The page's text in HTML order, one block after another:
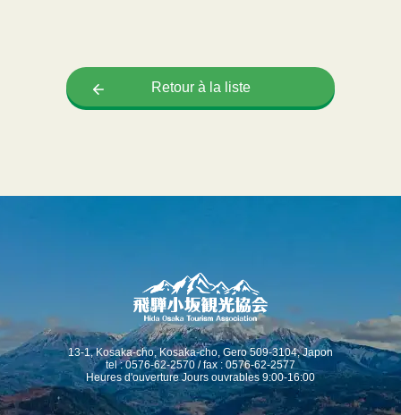
Retour à la liste
13-1, Kosaka-cho, Kosaka-cho, Gero 509-3104, Japon
tel : 0576-62-2570 / fax : 0576-62-2577
Heures d'ouverture Jours ouvrables 9:00-16:00
Chinese